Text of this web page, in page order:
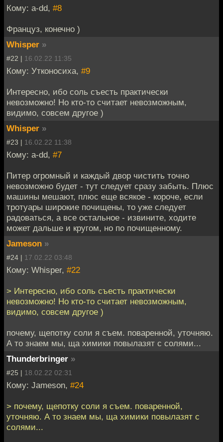
Кому: a-dd, #8
Француз, конечно )
Whisper »
#22 | 16.02.22 11:35
Кому: Утконосиха, #9
Интересно, ибо соль съесть практически
невозможно! Но кто-то считает невозможным,
видимо, совсем другое )
Whisper »
#23 | 16.02.22 11:38
Кому: a-dd, #7
Питер огромный и каждый двор чистить точно
невозможно будет - тут следует сразу забыть. Плюс
машины мешают, плюс еще всякое - короче, если
тротуары широкие почищены, то уже следует
радоваться, а все остальное - извините, ходите
может дальше и кругом, но по почищенному.
Jameson »
#24 | 17.02.22 03:48
Кому: Whisper, #22
> Интересно, ибо соль съесть практически
невозможно! Но кто-то считает невозможным,
видимо, совсем другое )
почему, щепотку соли я съем. поваренной, уточняю.
А то знаем мы, ща химики повылазят с солями...
Thunderbringer »
#25 | 18.02.22 02:31
Кому: Jameson, #24
> почему, щепотку соли я съем. поваренной,
уточняю. А то знаем мы, ща химики повылазят с
солями...